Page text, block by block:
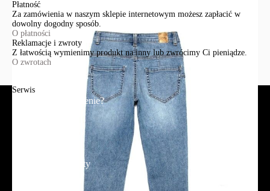
Płatność
Za zamówienia w naszym sklepie internetowym możesz zapłacić w
dowolny dogodny sposób.
O płatności
Reklamacje i zwroty
Z łatwością wymienimy produkt na inny lub zwrócimy Ci pieniądze.
O zwrotach
Serwis
Jak złożyć zamówienie?
Reklamacje i zwroty